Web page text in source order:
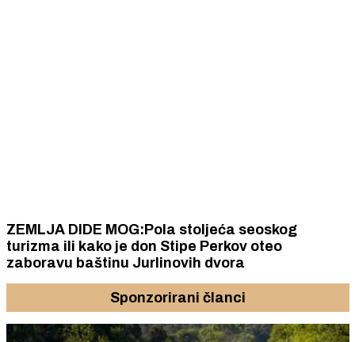
ZEMLJA DIDE MOG:Pola stoljeća seoskog
turizma ili kako je don Stipe Perkov oteo
zaboravu baštinu Jurlinovih dvora
Sponzorirani članci